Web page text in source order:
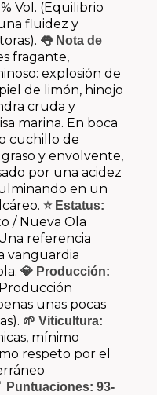
Vol. (Equilibrio
fluidez y
👅 Nota de
fragante,
explosión de
de limón, hinojo
cruda y
marina. En boca
cuchillo de
y envolvente,
por una acidez
en un
⭐ Estatus:
/ Nueva Ola
referencia
vanguardia
💎 Producción:
unas pocas
🌱 Viticultura:
mínimo
respeto por el
Puntuaciones: 93-